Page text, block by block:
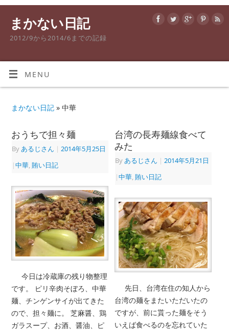
まかない日記
2012/9から2014/6までの記録
MENU
まかない日記» 中華
おうちで担々麺
By あるじさん | 2014年5月25日
|中華, 賄い日記
今日は冷蔵庫の残り物整理
です。 ピリ辛肉そぼろ、中華
麺、チンゲンサイが出てきた
ので、担々麺に。 芝麻醤、鶏
ガラスープ、お酒、醤油、ピ
台湾の長寿麺線食べて
みた
By あるじさん | 2014年5月21日
|中華, 賄い日記
先日、台湾在住の知人から
台湾の麺をまたいただいたの
ですが、前に貰った麺をそう
いえば食べるのを忘れていた